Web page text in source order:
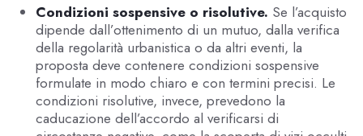
Condizioni sospensive o risolutive. Se l’acquisto
dipende dall’ottenimento di un mutuo, dalla verifica
della regolarità urbanistica o da altri eventi, la
proposta deve contenere condizioni sospensive
formulate in modo chiaro e con termini precisi. Le
condizioni risolutive, invece, prevedono la
caducazione dell’accordo al verificarsi di